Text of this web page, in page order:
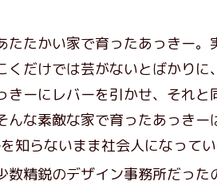
たかい家で育ったあっきー
くだけでは芸がないとばかり
きーにレバーを引かせ、それ
んな素敵な家で育ったあっき
知らないまま社会人になってい
精鋭のデザイン事務所だっ